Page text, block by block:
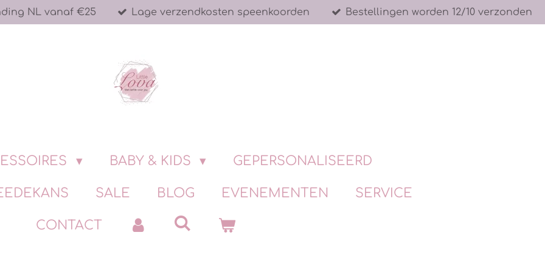
NL vanaf €25 Lage verzendkosten speenkoorden Bestellingen worden 12/10 verzonden
BABY & KIDS GEPERSONALISEERD
SALE BLOG EVENEMENTEN SERVICE
CONTACT